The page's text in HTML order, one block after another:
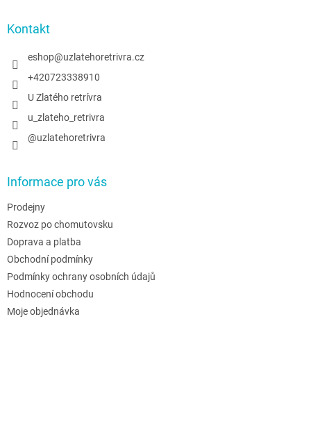
Kontakt
eshop@uzlatehoretrivra.cz
+420723338910
U Zlatého retrívra
u_zlateho_retrivra
@uzlatehoretrivra
Informace pro vás
Prodejny
Rozvoz po chomutovsku
Doprava a platba
Obchodní podmínky
Podmínky ochrany osobních údajů
Hodnocení obchodu
Moje objednávka